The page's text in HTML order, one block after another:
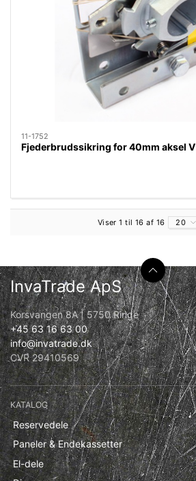
11-1752
Fjederbrudssikring for 40mm aksel V
Viser 1 til 16 af 16 20
InvaTrade ApS
Korsvangen 8A | 5750 Ringe
+45 63 16 63 00
info@invatrade.dk
CVR 29410569
KATALOG
Reservedele
Paneler & Endekassetter
El-dele